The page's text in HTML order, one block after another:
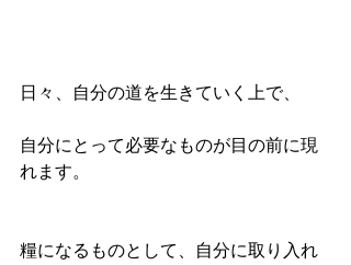
日々、自分の道を生きていく上で、
自分にとって必要なものが目の前に現
れます。
糧になるものとして、自分に取り入れ